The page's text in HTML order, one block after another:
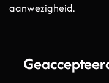
aanwezigheid.